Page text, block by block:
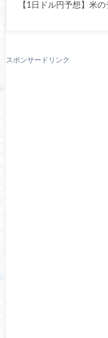
【1日ドル円予想】米
スポンサードリンク